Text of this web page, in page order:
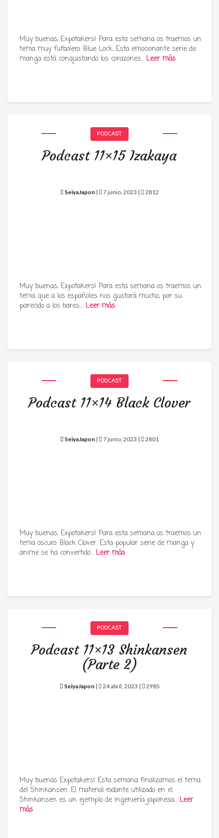
Muy buenas, Expotakers! Para esta semana os traemos un
tema muy futbolero: Blue Lock. Esta emocionante serie de
manga está conquistando los corazones… Leer más
PODCAST
Podcast 11×15 Izakaya
SeiyaJapon | 7 junio, 2023 | 2812
Muy buenas, Expotakers! Para esta semana os traemos un
tema que a los españoles nos gustará mucho, por su
parecido a los bares:… Leer más
PODCAST
Podcast 11×14 Black Clover
SeiyaJapon | 7 junio, 2023 | 2801
Muy buenas, Expotakers! Para esta semana os traemos un
tema oscuro: Black Clover. Esta popular serie de manga y
anime se ha convertido… Leer más
PODCAST
Podcast 11×13 Shinkansen
(Parte 2)
SeiyaJapon| 24 abril, 2023 | 2985
Muy buenas Expotakers! Esta semana finalizamos el tema
del Shinkansen. El material rodante utilizado en el
Shinkansen es un ejemplo de ingeniería japonesa… Leer
más